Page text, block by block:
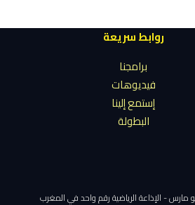
روابط سريعة
برامجنا
فيديوهات
إستمع إلينا
البطولة